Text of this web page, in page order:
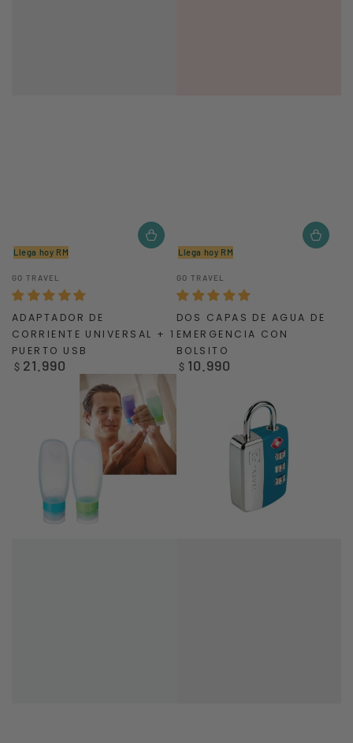
Llega hoy RM
Vendedor:
GO TRAVEL
ADAPTADOR DE
CORRIENTE UNIVERSAL + 1
PUERTO USB
Precio
$ 21.990
Llega hoy RM
Vendedor:
GO TRAVEL
DOS CAPAS DE AGUA DE
EMERGENCIA CON
BOLSITO
Precio
$ 10.990